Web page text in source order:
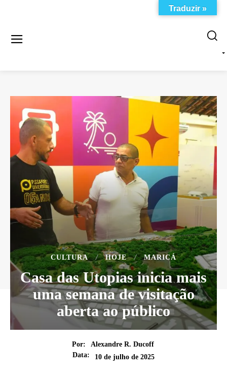
CULTURA HOJE MARICÁ
Casa das Utopias inicia mais
uma semana de visitação
aberta ao público
Por:
Alexandre R. Ducoff
Data:
10 de julho de 2025
Traduzir »